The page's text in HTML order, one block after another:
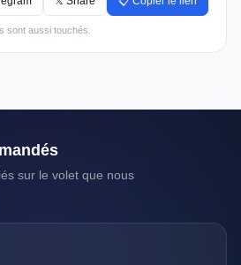
sont aussi touchés.
sur le volet que nous